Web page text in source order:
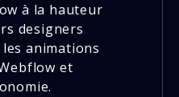
à la hauteur
designers
animations
et